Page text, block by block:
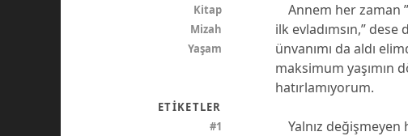
Annem her zaman
ilk evladımsın,”
ünvanımı da aldı
maksimum yaşımın
hatırlamıyorum.
Yalnız
Kitap
Mizah
Yaşam
ETIKETLER
#1